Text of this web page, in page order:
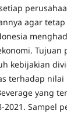
agar tetap
kebijakian
terhadap nilai
yang
Sampel